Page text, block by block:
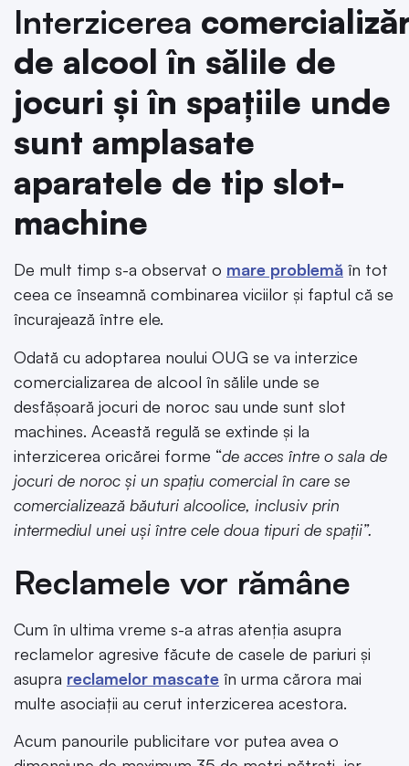
Interzicerea
de alcool în sălile de
jocuri și în spațiile unde
sunt amplasate
aparatele de tip slot-
machine
De mult timp s-a observat o mare problemă în tot
ceea ce înseamnă combinarea viciilor și faptul că se
încurajează între ele.
Odată cu adoptarea noului OUG se va interzice
comercializarea de alcool în sălile unde se
desfășoară jocuri de noroc sau unde sunt slot
machines. Această regulă se extinde și la
interzicerea oricărei forme “de acces între o sala de
jocuri de noroc și un spațiu comercial în care se
comercializează băuturi alcoolice, inclusiv prin
intermediul unei uși între cele doua tipuri de spații”.
Reclamele vor rămâne
Cum în ultima vreme s-a atras atenția asupra
reclamelor agresive făcute de casele de pariuri și
asupra reclamelor mascate în urma cărora mai
multe asociații au cerut interzicerea acestora.
Acum panourile publicitare vor putea avea o